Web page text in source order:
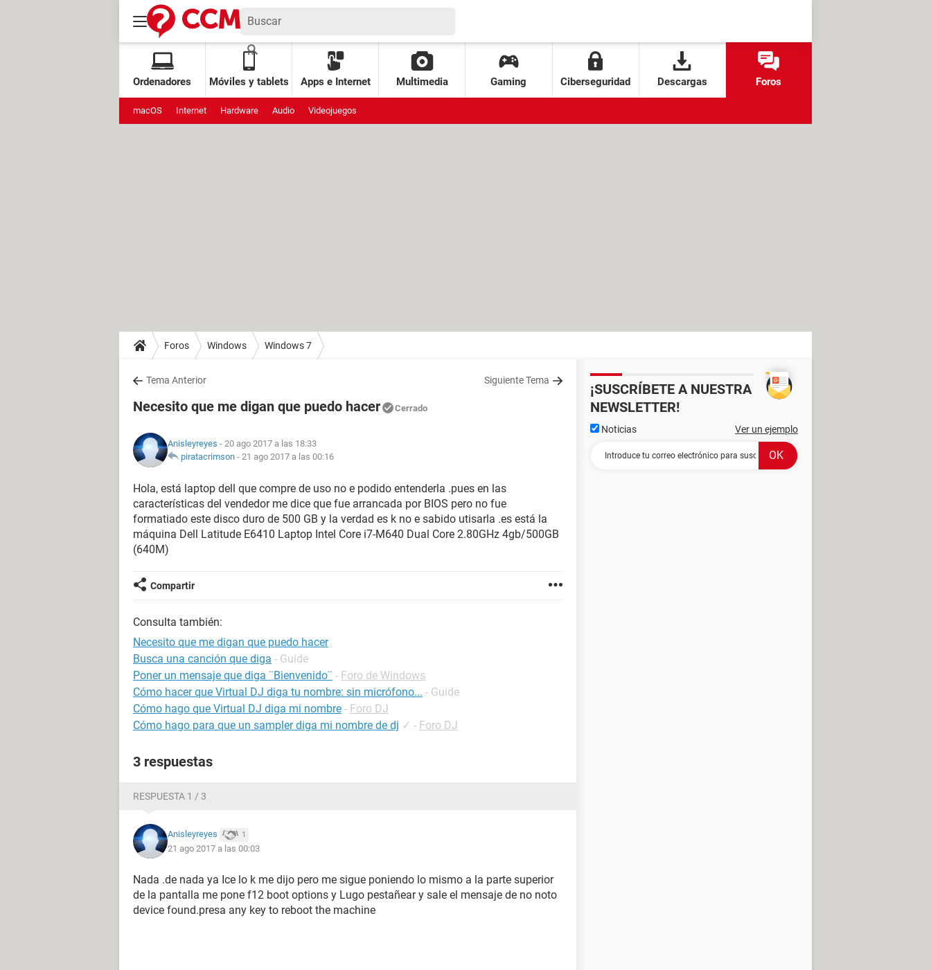
Ordenadores Móviles y tablets Apps e Internet Multimedia Gaming Ciberseguridad Descargas Foros
macOS Internet Hardware Audio Videojuegos
Foros Windows Windows 7
Tema Anterior Siguiente Tema
Necesito que me digan que puedo hacer Cerrado
Anisleyreyes - 20 ago 2017 a las 18:33
piratacrimson - 21 ago 2017 a las 00:16
Hola, está laptop dell que compre de uso no e podido entenderla .pues en las
características del vendedor me dice que fue arrancada por BIOS pero no fue
formatiado este disco duro de 500 GB y la verdad es k no e sabido utisarla .es está la
máquina Dell Latitude E6410 Laptop Intel Core i7-M640 Dual Core 2.80GHz 4gb/500GB
(640M)
Compartir
Consulta también:
Necesito que me digan que puedo hacer
Busca una canción que diga - Guide
Poner un mensaje que diga ¨Bienvenido¨ - Foro de Windows
Cómo hacer que Virtual DJ diga tu nombre: sin micrófono... - Guide
Cómo hago que Virtual DJ diga mi nombre - Foro DJ
Cómo hago para que un sampler diga mi nombre de dj ✓ - Foro DJ
3 respuestas
RESPUESTA 1 / 3
Anisleyreyes 1
21 ago 2017 a las 00:03
Nada .de nada ya Ice lo k me dijo pero me sigue poniendo lo mismo a la parte superior
de la pantalla me pone f12 boot options y Lugo pestañear y sale el mensaje de no noto
device found.presa any key to reboot the machine
¡SUSCRÍBETE A NUESTRA
NEWSLETTER!
Noticias Ver un ejemplo